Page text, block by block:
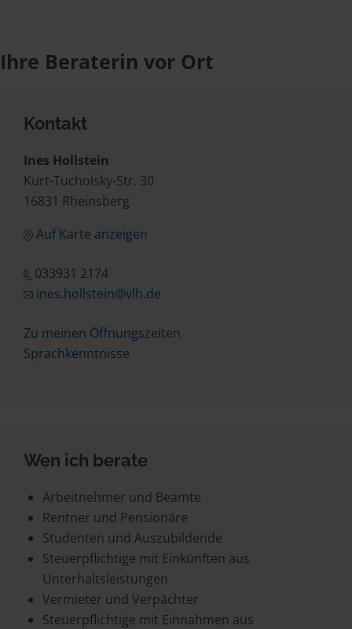
Ihre Beraterin vor Ort
Kontakt
Ines Hollstein
Kurt-Tucholsky-Str. 30
16831 Rheinsberg
Auf Karte anzeigen
033931 2174
ines.hollstein@vlh.de
Zu meinen Öffnungszeiten
Sprachkenntnisse
Wen ich berate
Arbeitnehmer und Beamte
Rentner und Pensionäre
Studenten und Auszubildende
Steuerpflichtige mit Einkünften aus
Unterhaltsleistungen
Vermieter und Verpächter
Steuerpflichtige mit Einnahmen aus